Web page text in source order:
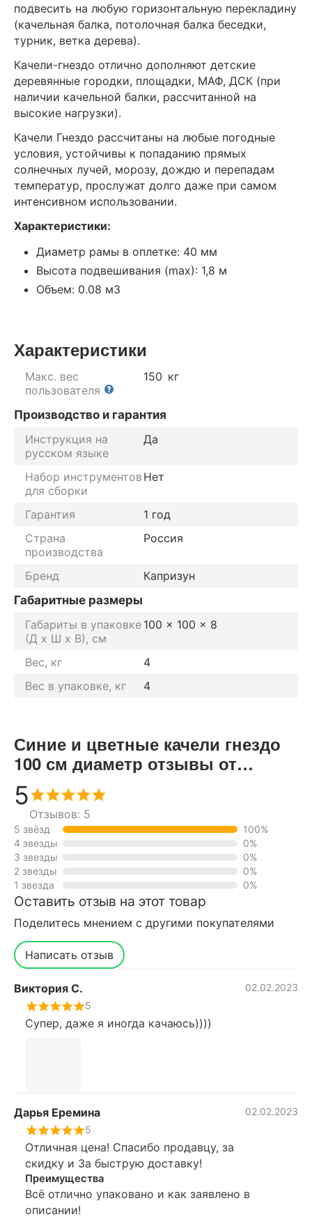
подвесить на любую горизонтальную перекладину
(качельная балка, потолочная балка беседки,
турник, ветка дерева).
Качели-гнездо отлично дополняют детские
деревянные городки, площадки, МАФ, ДСК (при
наличии качельной балки, рассчитанной на
высокие нагрузки).
Качели Гнездо рассчитаны на любые погодные
условия, устойчивы к попаданию прямых
солнечных лучей, морозу, дождю и перепадам
температур, прослужат долго даже при самом
интенсивном использовании.
Характеристики:
Диаметр рамы в оплетке: 40 мм
Высота подвешивания (max): 1,8 м
Объем: 0.08 м3
Характеристики
Макс. вес
пользователя
150 кг
Производство и гарантия
Инструкция на
русском языке
Да
Набор инструментов
для сборки
Нет
Гарантия
1 год
Страна
производства
Россия
Бренд
Капризун
Габаритные размеры
Габариты в упаковке
(Д х Ш х В), см
100 x 100 x 8
Вес, кг
4
Вес в упаковке, кг
4
Синие и цветные качели гнездо
100 см диаметр отзывы от
реальных покупателей нашего
интернет-магазина
5
Отзывов: 5
5 звёзд
100%
4 звезды
0%
3 звезды
0%
2 звезды
0%
1 звезда
0%
Оставить отзыв на этот товар
Поделитесь мнением с другими покупателями
Написать отзыв
Виктория С.
02.02.2023
5
Супер, даже я иногда качаюсь))))
Дарья Еремина
02.02.2023
5
Отличная цена! Спасибо продавцу, за
скидку и За быструю доставку!
Преимущества
Всё отлично упаковано и как заявлено в
описании!